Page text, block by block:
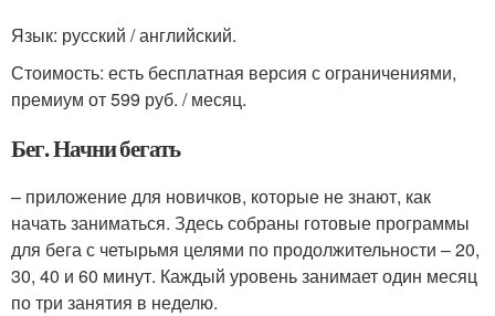
Язык: русский / английский.
Стоимость: есть бесплатная версия с ограничениями,
премиум от 599 руб. / месяц.
Бег. Начни бегать
– приложение для новичков, которые не знают, как
начать заниматься. Здесь собраны готовые программы
для бега с четырьмя целями по продолжительности – 20,
30, 40 и 60 минут. Каждый уровень занимает один месяц
по три занятия в неделю.